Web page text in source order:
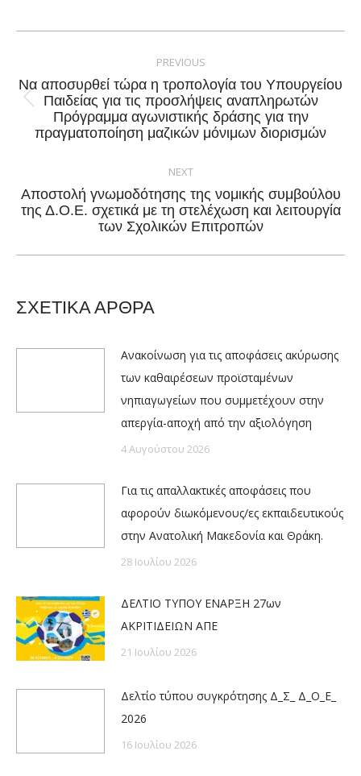
Facebook
X
PinterestLinkedIn
PREVIOUS
Previous
post:
Να αποσυρθεί τώρα η τροπολογία του Υπουργείου
Παιδείας για τις προσλήψεις αναπληρωτών
Πρόγραμμα αγωνιστικής δράσης για την
πραγματοποίηση μαζικών μόνιμων διορισμών
NEXT
Next
post:
Αποστολή γνωμοδότησης της νομικής συμβούλου
της Δ.Ο.Ε. σχετικά με τη στελέχωση και λειτουργία
των Σχολικών Επιτροπών
ΣΧΕΤΙΚΑ ΑΡΘΡΑ
Ανακοίνωση για τις αποφάσεις ακύρωσης
των καθαιρέσεων προϊσταμένων
νηπιαγωγείων που συμμετέχουν στην
απεργία-αποχή από την αξιολόγηση
4 Αυγούστου 2026
Για τις απαλλακτικές αποφάσεις που
αφορούν διωκόμενους/ες εκπαιδευτικούς
στην Ανατολική Μακεδονία και Θράκη.
28 Ιουλίου 2026
ΔΕΛΤΙΟ ΤΥΠΟΥ ΕΝΑΡΞΗ 27ων
ΑΚΡΙΤΙΔΕΙΩΝ ΑΠΕ
21 Ιουλίου 2026
Δελτίο τύπου συγκρότησης Δ_Σ_ Δ_Ο_Ε_
2026
16 Ιουλίου 2026